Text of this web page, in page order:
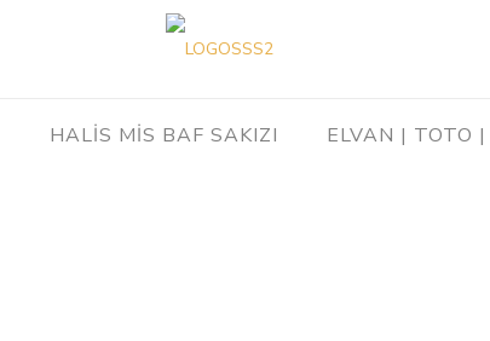
HALİS MİS BAF SAKIZI ELVAN | TOTO |